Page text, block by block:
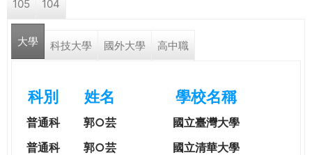
r
e
105 104
大學 科技大學 國外大學 高中職
科別 姓名 學校名稱
普通科 郭○芸
國立臺灣大學
普通科
郭○芸
國立清華大學